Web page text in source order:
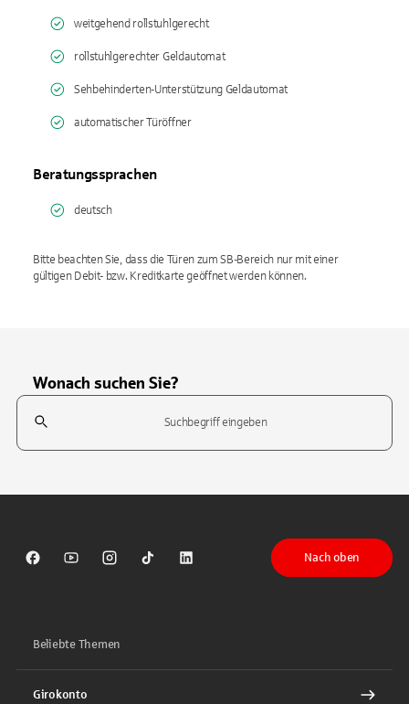
weitgehend rollstuhlgerecht
rollstuhlgerechter Geldautomat
Sehbehinderten-Unterstützung Geldautomat
automatischer Türöffner
Beratungssprachen
deutsch
Bitte beachten Sie, dass die Türen zum SB-Bereich nur mit einer
gültigen Debit- bzw. Kreditkarte geöffnet werden können.
Wonach suchen Sie?
Suchfeld
Sparkasse auf Facebook
Sparkasse auf Youtube
Sparkasse auf Instagram
Sparkasse auf TikTok
Sparkasse auf LinkedIn
Nach oben
Beliebte Themen
Girokonto